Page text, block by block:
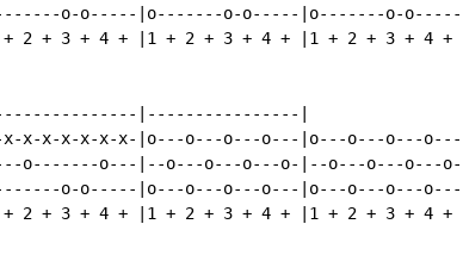
o-o-----|o-------o-o-----|o-------o-o-----|
2 + 3 + 4 + |1 + 2 + 3 + 4 + |1 + 2 + 3 + 4 + |
|----------------|
x-x-x-x-x-x-|o---o---o---o---|o---o---o---o---|
o-------o---|--o---o---o---o-|--o---o---o---o-|
o-o-----|o---o---o---o---|o---o---o---o---|
2 + 3 + 4 + |1 + 2 + 3 + 4 + |1 + 2 + 3 + 4 + |